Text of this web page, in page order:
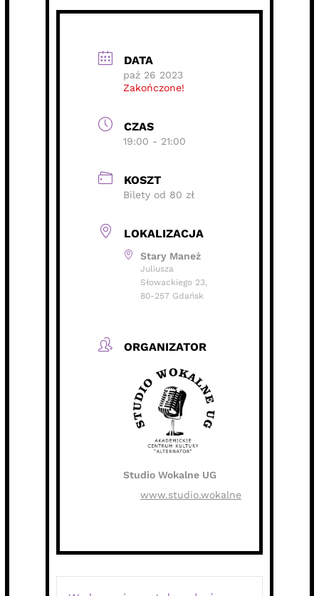
DATA
paź 26 2023
Zakończone!
CZAS
19:00 - 21:00
KOSZT
Bilety od 80 zł
LOKALIZACJA
Stary Maneż
Juliusza
Słowackiego 23,
80-257 Gdańsk
ORGANIZATOR
Studio Wokalne UG
www.studio.wokalne